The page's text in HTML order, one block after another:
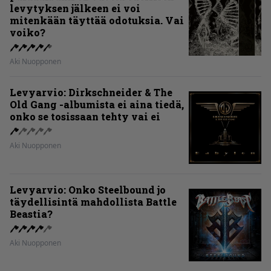
levytyksen jälkeen ei voi
mitenkään täyttää odotuksia. Vai
voiko?
Aki Nuopponen
Levyarvio: Dirkschneider & The
Old Gang -albumista ei aina tiedä,
onko se tosissaan tehty vai ei
Aki Nuopponen
Levyarvio: Onko Steelbound jo
täydellisintä mahdollista Battle
Beastia?
Aki Nuopponen